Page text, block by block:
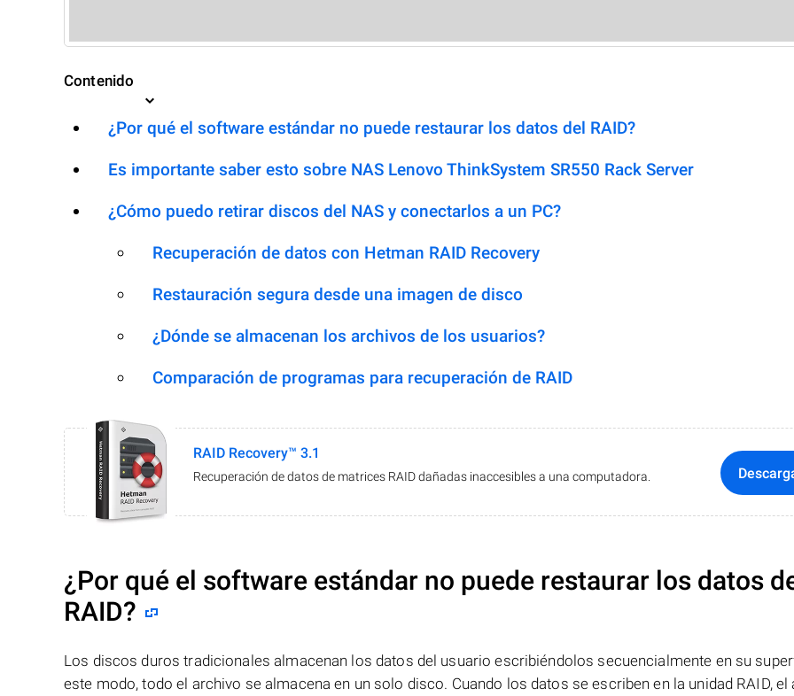
Contenido
¿Por qué el software estándar no puede restaurar los datos del RAID?
Es importante saber esto sobre NAS Lenovo ThinkSystem SR550 Rack Server
¿Cómo puedo retirar discos del NAS y conectarlos a un PC?
Recuperación de datos con Hetman RAID Recovery
Restauración segura desde una imagen de disco
¿Dónde se almacenan los archivos de los usuarios?
Comparación de programas para recuperación de RAID
RAID Recovery™ 3.1
Recuperación de datos de matrices RAID dañadas inaccesibles a una computadora.
¿Por qué el software estándar no puede restaurar los datos
RAID?
Los discos duros tradicionales almacenan los datos del usuario escribiéndolos secuencialmente en su
este modo, todo el archivo se almacena en un solo disco. Cuando los datos se escriben en la unidad RAID, el